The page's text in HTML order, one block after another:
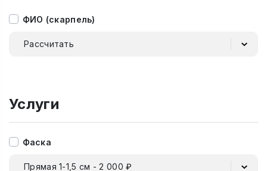
ФИО (скарпель)
Рассчитать
Услуги
Фаска
Прямая 1-1,5 см - 2 000 ₽